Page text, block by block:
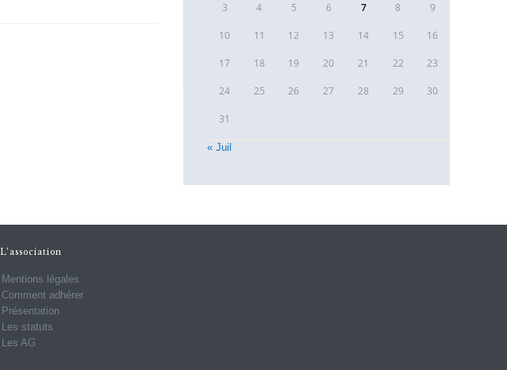
3 4 5 6 7 8 9
10 11 12 13 14 15 16
17 18 19 20 21 22 23
24 25 26 27 28 29 30
31
« Juil
L’association
Mentions légales
Comment adhérer
Présentation
Les statuts
Les AG